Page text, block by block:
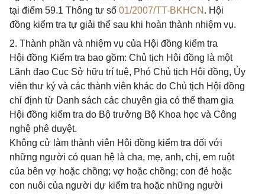
tại điểm 59.1 Thông tư số 01/2007/TT-BKHCN . Hội
đồng kiểm tra tự giải thể sau khi hoàn thành nhiệm vụ.
2. Thành phần và nhiệm vụ của Hội đồng kiểm tra
Hội đồng Kiểm tra bao gồm: Chủ tịch Hội đồng là một
Lãnh đạo Cục Sở hữu trí tuệ, Phó Chủ tịch Hội đồng, Ủy
viên thư ký và các thành viên khác do Chủ tịch Hội đồng
chỉ định từ Danh sách các chuyên gia có thể tham gia
Hội đồng kiểm tra do Bộ trưởng Bộ Khoa học và Công
nghệ phê duyệt.
Không cử làm thành viên Hội đồng kiểm tra đối với
những người có quan hệ là cha, mẹ, anh, chị, em ruột
của bên vợ hoặc chồng; vợ hoặc chồng; con đẻ hoặc
con nuôi của người dự kiểm tra hoặc những người